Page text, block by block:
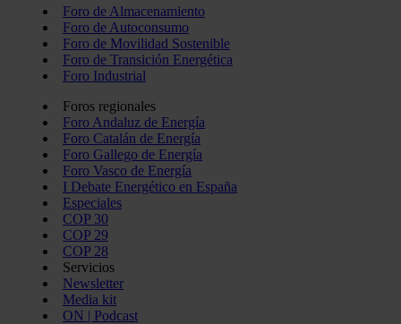
Foro de Almacenamiento
Foro de Autoconsumo
Foro de Movilidad Sostenible
Foro de Transición Energética
Foro Industrial
Foros regionales
Foro Andaluz de Energía
Foro Catalán de Energía
Foro Gallego de Energía
Foro Vasco de Energía
I Debate Energético en España
Especiales
COP 30
COP 29
COP 28
Servicios
Newsletter
Media kit
ON | Podcast